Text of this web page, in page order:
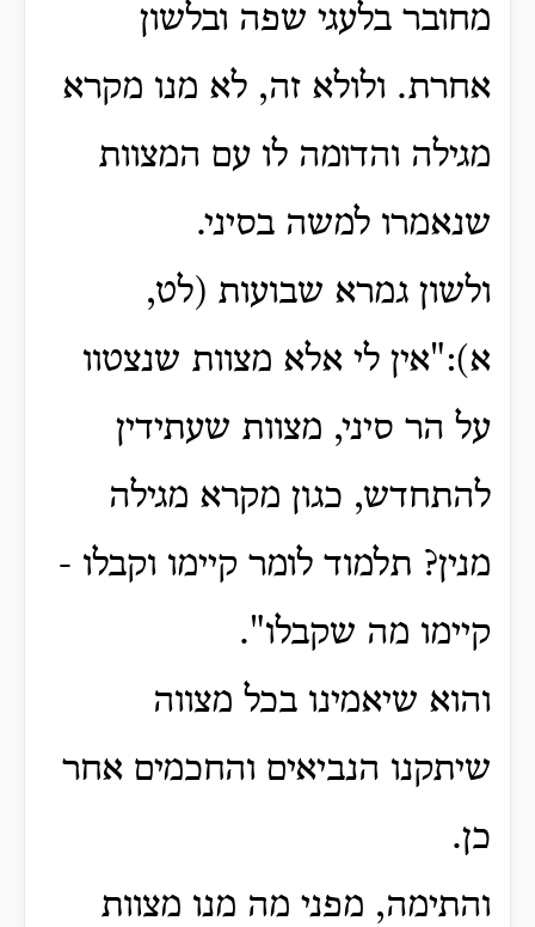
מחובר בלעגי שפה ובלשון
אחרת. ולולא זה, לא מנו מקרא
מגילה והדומה לו עם המצוות
שנאמרו למשה בסיני.
ולשון גמרא שבועות (לט,
א):"אין לי אלא מצוות שנצטוו
על הר סיני, מצוות שעתידין
להתחדש, כגון מקרא מגילה
מנין? תלמוד לומר קיימו וקבלו -
קיימו מה שקבלו".
והוא שיאמינו בכל מצווה
שיתקנו הנביאים והחכמים אחר
כן.
והתימה, מפני מה מנו מצוות